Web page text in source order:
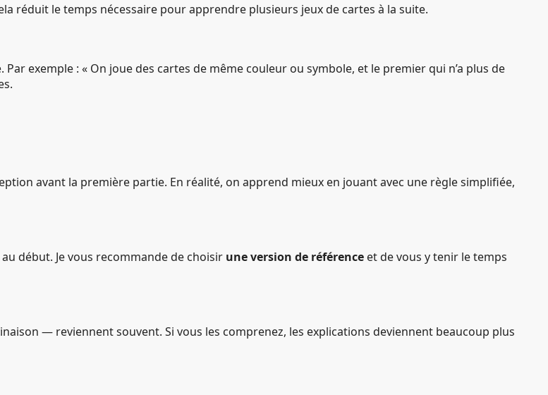
réduit le temps nécessaire pour apprendre plusieurs jeux de cartes à la suite.
exemple : « On joue des cartes de même couleur ou symbole, et le premier qui n’a plus de
avant la première partie. En réalité, on apprend mieux en jouant avec une règle simplifiée,
début. Je vous recommande de choisir une version de référence et de vous y tenir le temps
— reviennent souvent. Si vous les comprenez, les explications deviennent beaucoup plus